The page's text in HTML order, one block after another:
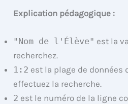
Explication pédagogique :
"Nom de l'Élève" est la
recherchez.
1:2 est la plage de données
effectuez la recherche.
2 est le numéro de la ligne